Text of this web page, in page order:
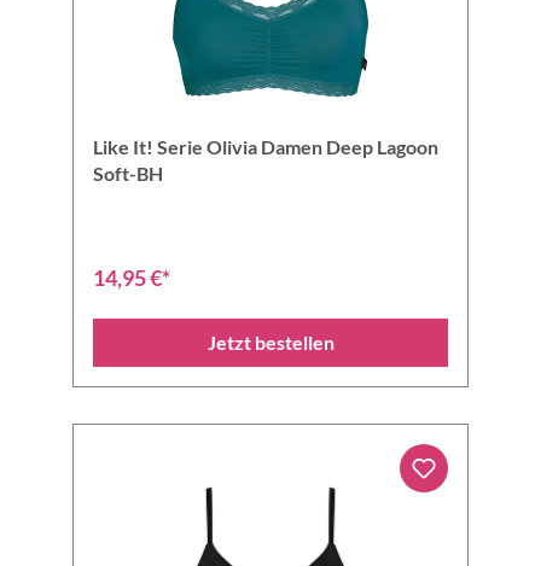
Like It! Serie Olivia Damen Deep Lagoon
Soft-BH
14,95 €*
Jetzt bestellen